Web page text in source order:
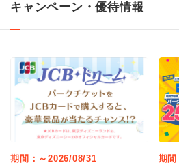
キャンペーン・優待情報
期間：～2026/08/31 期